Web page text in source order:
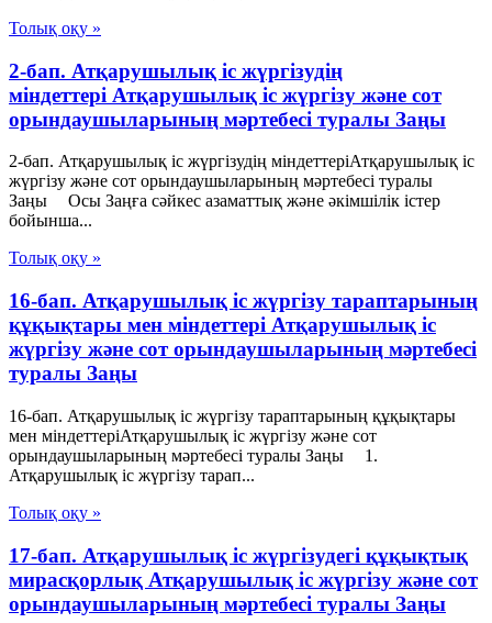
Толық оқу »
2-бап. Атқарушылық iс жүргiзудің
мiндеттерi Атқарушылық iс жүргiзу және сот
орындаушыларының мәртебесi туралы Заңы
2-бап. Атқарушылық iс жүргiзудің мiндеттерiАтқарушылық iс
жүргiзу және сот орындаушыларының мәртебесi туралы
Заңы Осы Заңға сәйкес азаматтық және әкiмшiлiк iстер
бойынша...
Толық оқу »
16-бап. Атқарушылық iс жүргiзу тараптарының
құқықтары мен мiндеттерi Атқарушылық iс
жүргiзу және сот орындаушыларының мәртебесi
туралы Заңы
16-бап. Атқарушылық iс жүргiзу тараптарының құқықтары
мен мiндеттерiАтқарушылық iс жүргiзу және сот
орындаушыларының мәртебесi туралы Заңы 1.
Атқарушылық iс жүргiзу тарап...
Толық оқу »
17-бап. Атқарушылық iс жүргiзудегi құқықтық
мирасқорлық Атқарушылық iс жүргiзу және сот
орындаушыларының мәртебесi туралы Заңы